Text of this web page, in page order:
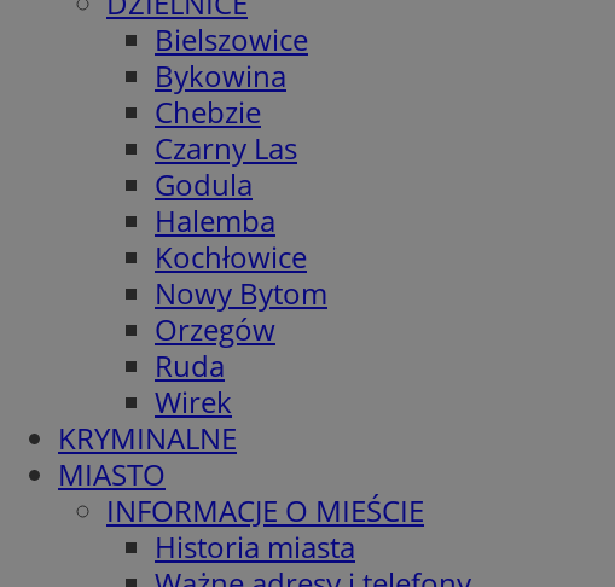
Bielszowice
Bykowina
Chebzie
Czarny Las
Godula
Halemba
Kochłowice
Nowy Bytom
Orzegów
Ruda
Wirek
KRYMINALNE
MIASTO
INFORMACJE O MIEŚCIE
Historia miasta